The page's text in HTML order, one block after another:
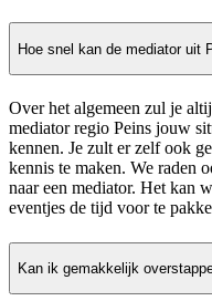
Hoe snel kan de mediator uit
Over het algemeen zul je
mediator regio Peins jouw
kennen. Je zult er zelf ook
kennis te maken. We raden
naar een mediator. Het kan
eventjes de tijd voor te
Kan ik gemakkelijk